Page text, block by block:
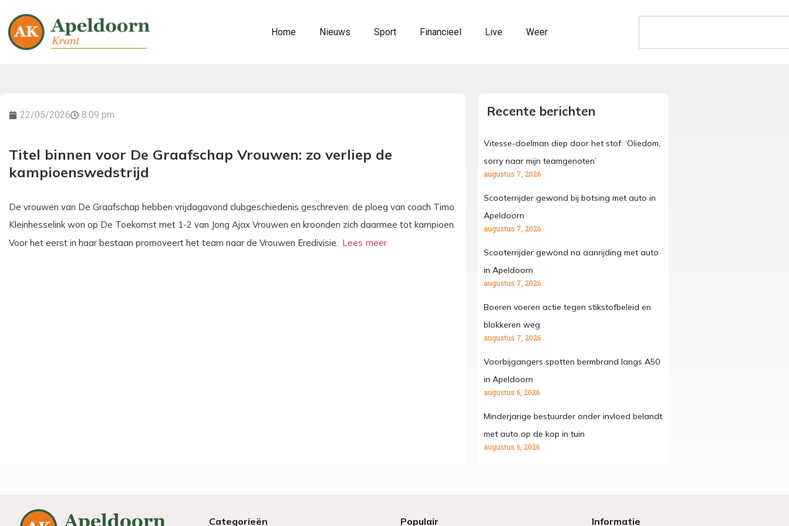
Home Nieuws Sport Financieel Live Weer
22/05/2026 8:09 pm
Titel binnen voor De Graafschap Vrouwen: zo verliep de
kampioenswedstrijd
De vrouwen van De Graafschap hebben vrijdagavond clubgeschiedenis geschreven: de ploeg van coach Timo
Kleinhesselink won op De Toekomst met 1-2 van Jong Ajax Vrouwen en kroonden zich daarmee tot kampioen.
Voor het eerst in haar bestaan promoveert het team naar de Vrouwen Eredivisie.
Recente berichten
Vitesse-doelman diep door het stof: ‘Oliedom,
sorry naar mijn teamgenoten’
augustus 7, 2026
Scooterrijder gewond bij botsing met auto in
Apeldoorn
augustus 7, 2026
Scooterrijder gewond na aanrijding met auto
in Apeldoorn
augustus 7, 2026
Boeren voeren actie tegen stikstofbeleid en
blokkeren weg
augustus 7, 2026
Voorbijgangers spotten bermbrand langs A50
in Apeldoorn
augustus 6, 2026
Minderjarige bestuurder onder invloed belandt
met auto op de kop in tuin
augustus 6, 2026
Categorieën Populair Informatie